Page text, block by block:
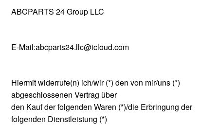
ABCPARTS 24 Group LLC
E-Mail:abcparts24.llc@icloud.com
Hiermit widerrufe(n) ich/wir (*) den von mir/uns (*)
abgeschlossenen Vertrag über
den Kauf der folgenden Waren (*)/die Erbringung der
folgenden Dienstleistung (*)